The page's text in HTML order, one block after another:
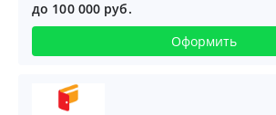
до 100 000 руб.
Оформить